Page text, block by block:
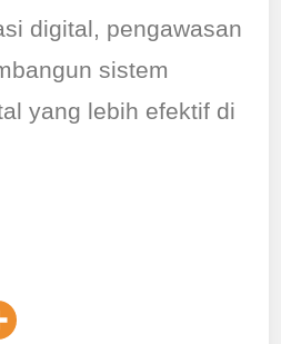
digital, pengawasan
sistem
yang lebih efektif di